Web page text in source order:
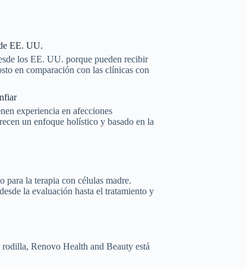
EE. UU.
los EE. UU. porque pueden recibir
en comparación con las clínicas con
experiencia en afecciones
un enfoque holístico y basado en la
para la terapia con células madre.
la evaluación hasta el tratamiento y
Renovo Health and Beauty está